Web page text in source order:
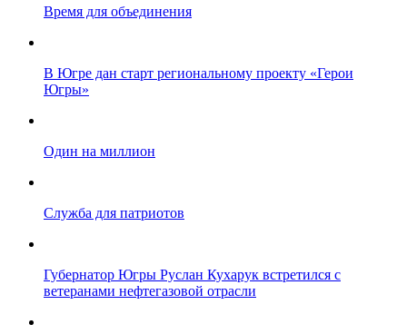
Время для объединения
В Югре дан старт региональному проекту «Герои
Югры»
Один на миллион
Служба для патриотов
Губернатор Югры Руслан Кухарук встретился с
ветеранами нефтегазовой отрасли